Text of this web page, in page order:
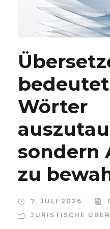
Wörter
sondern
zu
7. JULI 2026
JURISTISCHE